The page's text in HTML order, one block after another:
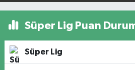
Süper Lig Puan
Süper Lig